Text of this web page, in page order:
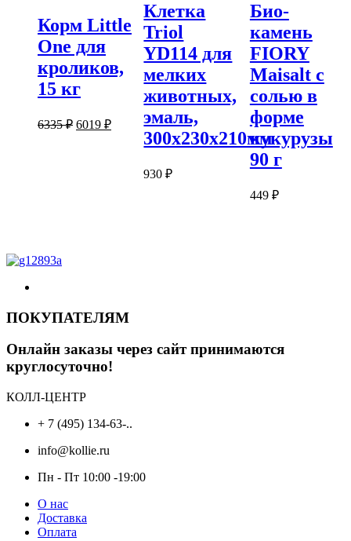
Корм Little
One для
кроликов,
15 кг
6335₽ Первоначальная
6019 ₽Текущая
6019 ₽.
Клетка
Triol
YD114 для
мелких
животных,
эмаль,
300х230х210мм
930₽
Био-
камень
FIORY
Maisalt с
солью в
форме
кукурузы
90 г
449 ₽
ПОКУПАТЕЛЯМ
Онлайн заказы через сайт принимаются
круглосуточно!
КОЛЛ-ЦЕНТР
+ 7 (495) 134-63-..
info@kollie.ru
Пн - Пт 10:00 -19:00
О нас
Доставка
Оплата